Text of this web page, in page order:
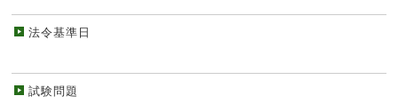
法令基準日
試験問題